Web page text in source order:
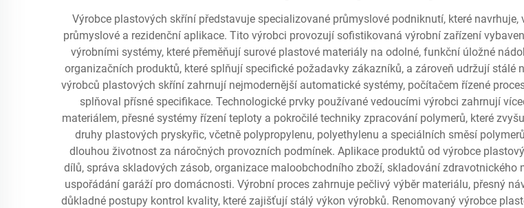
Výrobce plastových skříní představuje specializované průmyslové podniknutí, které
průmyslové a rezidenční aplikace. Tito výrobci provozují sofistikovaná výrobní zařízení
výrobními systémy, které přeměňují surové plastové materiály na odolné, funkční úložné
organizačních produktů, které splňují specifické požadavky zákazníků, a zároveň udržují
výrobců plastových skříní zahrnují nejmodernější automatické systémy, počítačem řízené
splňoval přísné specifikace. Technologické prvky používané vedoucími výrobci zahrnují
materiálem, přesné systémy řízení teploty a pokročilé techniky zpracování polymerů, které
druhy plastových pryskyřic, včetně polypropylenu, polyethylenu a speciálních směsí
dlouhou životnost za náročných provozních podmínek. Aplikace produktů od výrobce
dílů, správa skladových zásob, organizace maloobchodního zboží, skladování
uspořádání garáží pro domácnosti. Výrobní proces zahrnuje pečlivý výběr materiálu, přesný
důkladné postupy kontrol kvality, které zajišťují stálý výkon výrobků. Renomovaný výrobce